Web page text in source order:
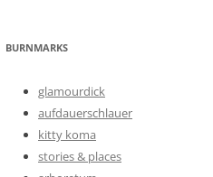
BURNMARKS
glamourdick
aufdauerschlauer
kitty koma
stories & places